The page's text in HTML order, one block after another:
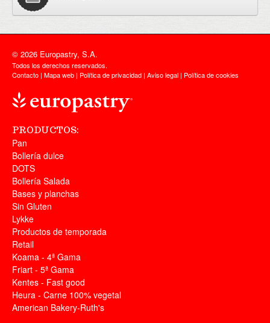
© 2026 Europastry, S.A.
Todos los derechos reservados.
Contacto | Mapa web | Política de privacidad | Aviso legal | Política de cookies
PRODUCTOS:
Pan
Bollería dulce
DOTS
Bollería Salada
Bases y planchas
Sin Gluten
Lykke
Productos de temporada
Retail
Koama - 4ª Gama
Friart - 5ª Gama
Kentes - Fast good
Heura - Carne 100% vegetal
American Bakery-Ruth's